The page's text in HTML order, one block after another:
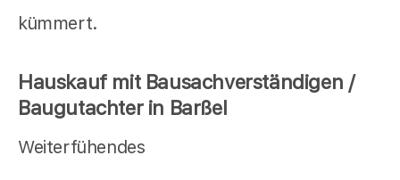
kümmert.
Hauskauf mit Bausachverständigen /
Baugutachter in Barßel
Weiterfühendes